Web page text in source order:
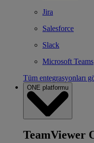
Jira
Salesforce
Slack
Microsoft Teams
Tüm entegrasyonları
ONE platformu
TeamViewer